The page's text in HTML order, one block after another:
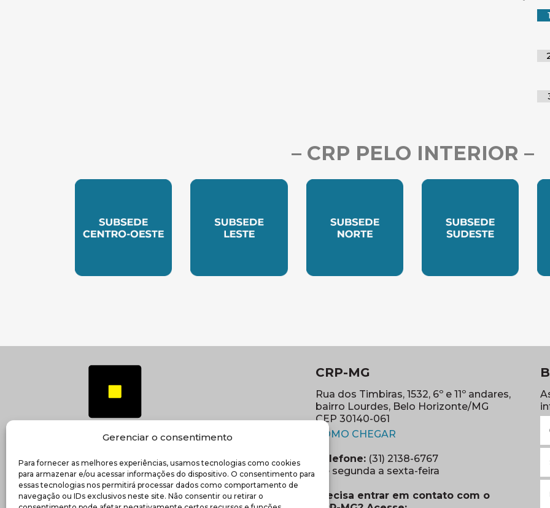
Gerenciar o consentimento
Para fornecer as melhores experiências, usamos tecnologias como cookies
para armazenar e/ou acessar informações do dispositivo. O consentimento para
essas tecnologias nos permitirá processar dados como comportamento de
navegação ou IDs exclusivos neste site. Não consentir ou retirar o
– CRP PELO INTERIOR –
Transparência e prestação de contas(abre em nova janela)
CRP-MG
Rua dos Timbiras, 1532, 6º e 11º andares,
bairro Lourdes, Belo Horizonte/MG
CEP 30140-061
COMO CHEGAR(abre em nova janela)
Telefone:(31) 2138-6767
De segunda a sexta-feira
Precisa entrar em contato com o